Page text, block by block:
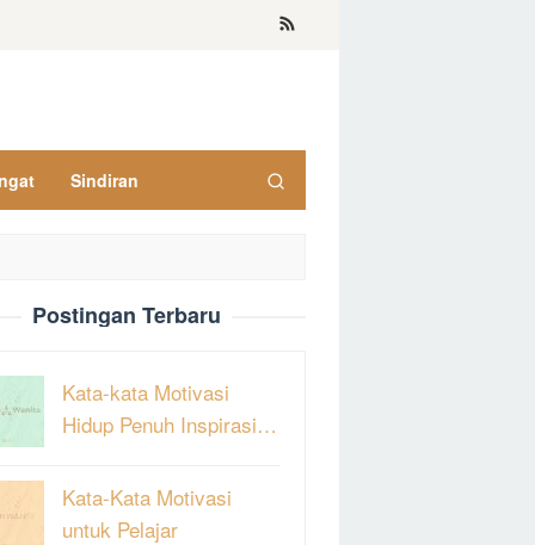
Sindiran
Postingan Terbaru
Kata-kata Motivasi
Hidup Penuh Inspirasi…
Kata-Kata Motivasi
untuk Pelajar